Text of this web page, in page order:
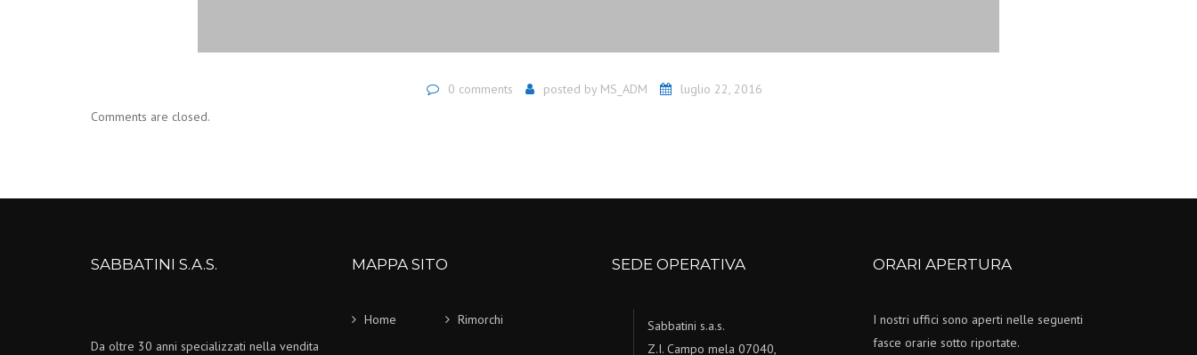
0 comments posted by MS_ADM
luglio 22, 2016
Comments are closed.
SABBATINI S.A.S.
Da oltre 30 anni specializzati nella vendita
MAPPA SITO
Home Rimorchi
SEDE OPERATIVA
Sabbatini s.a.s.
Z.I. Campo mela 07040,
ORARI APERTURA
I nostri uffici sono aperti nelle seguenti
fasce orarie sotto riportate.